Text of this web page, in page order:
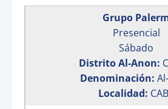
Grupo
Presencial
Sábado
Distrito Al-Anon:
Denominación:
Localidad: